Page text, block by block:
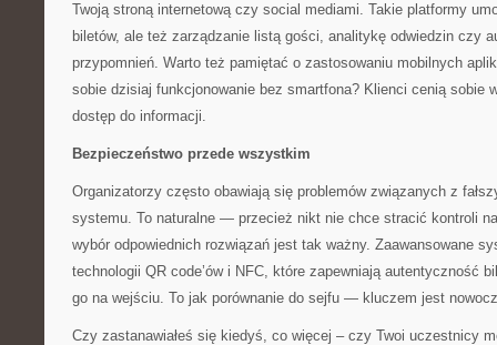
Twoją stroną internetową czy social mediami. Takie platformy
biletów, ale też zarządzanie listą gości, analitykę odwiedzin czy
przypomnień. Warto też pamiętać o zastosowaniu mobilnych
sobie dzisiaj funkcjonowanie bez smartfona? Klienci cenią sobie
dostęp do informacji.
Bezpieczeństwo przede wszystkim
Organizatorzy często obawiają się problemów związanych z
systemu. To naturalne — przecież nikt nie chce stracić kontroli
wybór odpowiednich rozwiązań jest tak ważny. Zaawansowane
technologii QR code’ów i NFC, które zapewniają autentyczność
go na wejściu. To jak porównanie do sejfu — kluczem jest
Czy zastanawiałeś się kiedyś, co więcej – czy Twoi uczestnicy